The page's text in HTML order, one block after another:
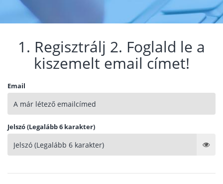
1. Regisztrálj 2. Foglald le a
kiszemelt email címet!
Email
Jelszó (Legalább 6 karakter)